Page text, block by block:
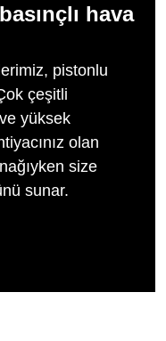
hava
pistonlu
çeşitli
yüksek
olan
size
sunar.